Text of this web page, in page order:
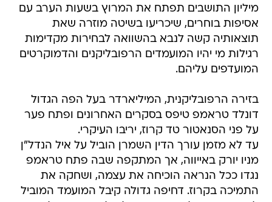
מיליון התושבים תפתח את המרוץ בשעות הערב עם
אסיפות בוחרים, שיכריעו בשיטה מוזרה שאת
תוצאותיה קשה לנבא בהשוואה לבחירות מקדימות
רגילות מי יהיו המועמדים הרפובליקנים והדמוקרטים
המועדפים עליהם.
בזירה הרפובליקנית, המיליארדר בעל הפה הגדול
דונלד טראמפ טיפס בסקרים האחרונים ופתח פער
על פני הסנאטור טד קרוז, יריבו העיקרי.
עד לא מזמן עורך הדין השמרן הוביל על איל הנדל"ן
מניו יורק באייווה, אך המתקפה שבה פתח טראמפ
נגדו ככל הנראה הוכיחה את עצמה, ושחקה את
התמיכה בקרוז. דחיפה גדולה קיבל המועמד המוביל